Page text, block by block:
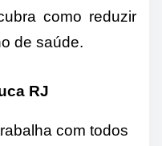
como reduzir
de saúde.
RJ
com todos